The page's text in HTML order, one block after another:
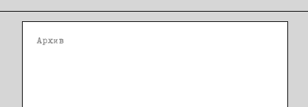
Архив